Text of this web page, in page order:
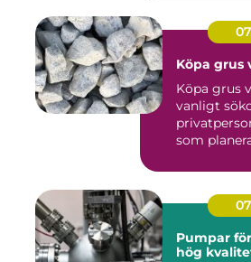
Köpa grus
Köpa grus
vanligt
som
Pumpar
hög